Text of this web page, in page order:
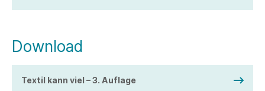
Download
Textil kann viel – 3. Auflage